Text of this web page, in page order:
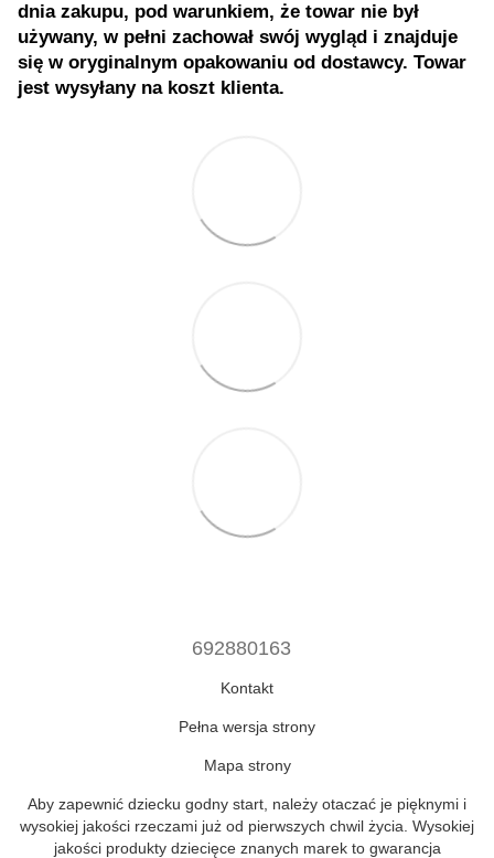
dnia zakupu, pod warunkiem, że towar nie był
używany, w pełni zachował swój wygląd i znajduje
się w oryginalnym opakowaniu od dostawcy. Towar
jest wysyłany na koszt klienta.
692880163
Kontakt
Pełna wersja strony
Mapa strony
Aby zapewnić dziecku godny start, należy otaczać je pięknymi i
wysokiej jakości rzeczami już od pierwszych chwil życia. Wysokiej
jakości produkty dziecięce znanych marek to gwarancja